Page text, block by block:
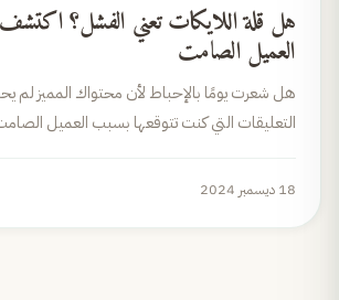
هل قلة اللايكات تعني الفشل؟
العميل الصامت
هل شعرت يومًا بالإحباط لأن محتواك المميز لم
التعليقات التي كنت تتوقعها بسبب العميل
18 ديسمبر 2024